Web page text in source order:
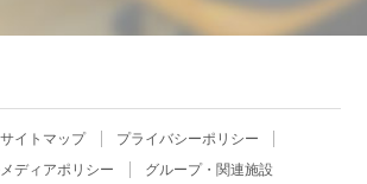
サイトマップ
プライバシーポリシー
ディアポリシー
グループ・関連施設